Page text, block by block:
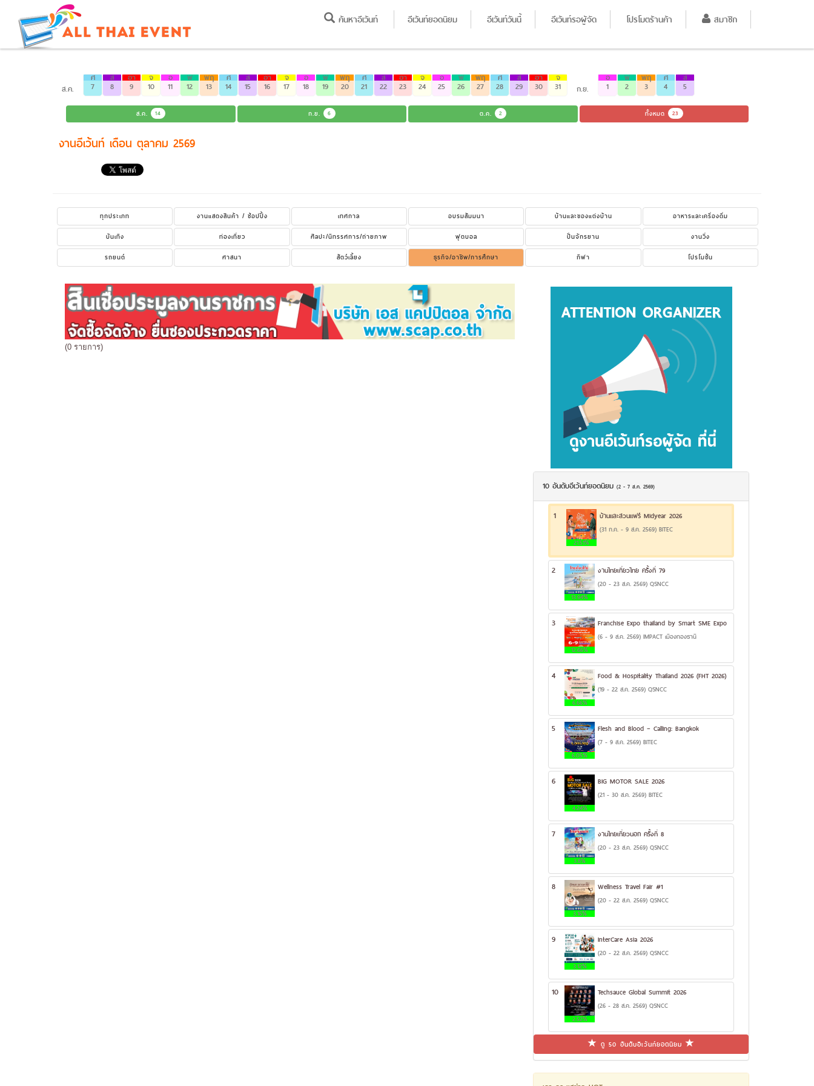
ค้นหาอีเว้นท์ อีเว้นท์ยอดนิยม อีเว้นท์วันนี้ อีเว้นท์รอผู้จัด โปรโมตร้านค้า สมาชิก
ส.ค.
ศ
7
ส
8
อา
9
จ
10
อ
11
พ
12
พฤ
13
ศ
14
ส
15
อา
16
จ
17
อ
18
พ
19
พฤ
20
ศ
21
ส
22
อา
23
จ
24
อ
25
พ
26
พฤ
27
ศ
28
ส
29
อา
30
จ
31 ก.ย.
อ
1
พ
2
พฤ
3
ศ
4
ส
5
ส.ค. 14 ก.ย. 6 ต.ค. 2 ทั้งหมด 23
งานอีเว้นท์ เดือน ตุลาคม 2569
ทุกประเภท งานแสดงสินค้า / ช้อปปิ้ง เทศกาล อบรมสัมมนา บ้านและของแต่งบ้าน
อาหารและเครื่องดื่ม
บันเทิง
ท่องเที่ยว ศิลปะ/นิทรรศการ/ถ่ายภาพ ฟุตบอล ปั่นจักรยาน
งานวิ่ง
รถยนต์
ศาสนา สัตว์เลี้ยง ธุรกิจ/อาชีพ/การศึกษา กีฬา โปรโมชั่น
(0 รายการ)
10 อันดับอีเว้นท์ยอดนิยม(2 - 7 ส.ค. 2569)
1
21.51%
บ้านและสวนแฟร์ Midyear 2026
(31 ก.ค. - 9 ส.ค. 2569) BITEC
2
13.94%
งานไทยเที่ยวไทย ครั้งที่ 79
(20 - 23 ส.ค. 2569) QSNCC
3
12.66%
Franchise Expo thailand by Smart SME Expo
(6 - 9 ส.ค. 2569) IMPACT เมืองทองธานี
4
6.66%
Food & Hospitality Thailand 2026 (FHT 2026)
(19 - 22 ส.ค. 2569) QSNCC
5
6.05%
Flesh and Blood – Calling: Bangkok
(7 - 9 ส.ค. 2569) BITEC
6
4.24%
BIG MOTOR SALE 2026
(21 - 30 ส.ค. 2569) BITEC
7
3.8%
งานไทยเที่ยวนอก ครั้งที่ 8
(20 - 23 ส.ค. 2569) QSNCC
8
3.16%
Wellness Travel Fair #1
(20 - 22 ส.ค. 2569) QSNCC
9
3.12%
InterCare Asia 2026
(20 - 22 ส.ค. 2569) QSNCC
10
2.52%
Techsauce Global Summit 2026
(26 - 28 ส.ค. 2569) QSNCC
ดู 50 อันดับอีเว้นท์ยอดนิยม